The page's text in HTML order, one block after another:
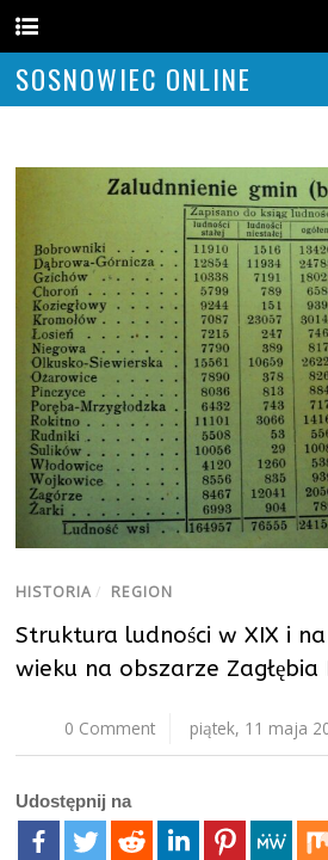
SOSNOWIEC ONLINE
HISTORIA / REGION
Struktura ludności w XIX i
wieku na obszarze Zagłębia
0 Comment piątek, 11 maja
Udostępnij na